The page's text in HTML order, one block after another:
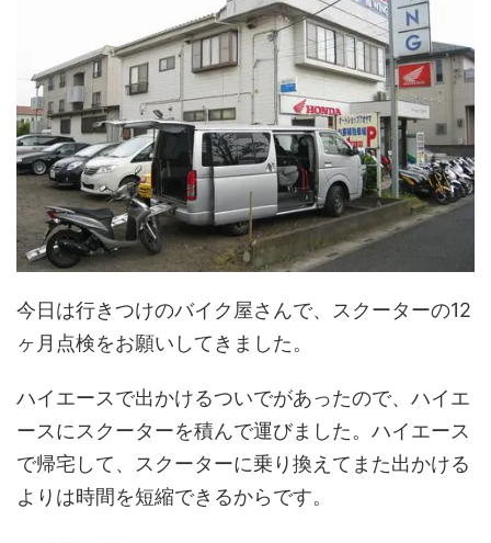
今日は行きつけのバイク屋さんで、スクーターの12
ヶ月点検をお願いしてきました。
ハイエースで出かけるついでがあったので、ハイエ
ースにスクーターを積んで運びました。ハイエース
で帰宅して、スクーターに乗り換えてまた出かける
よりは時間を短縮できるからです。